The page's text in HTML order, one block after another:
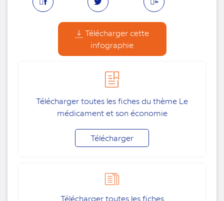
Facebook Twitter Linkedin
Télécharger cette
infographie
Télécharger toutes les fiches du thème Le
médicament et son économie
Télécharger
Télécharger toutes les fiches